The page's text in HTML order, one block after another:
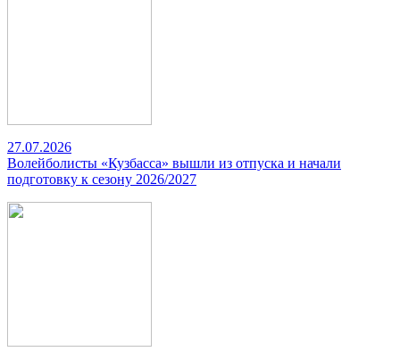
27.07.2026
Волейболисты «Кузбасса» вышли из отпуска и начали
подготовку к сезону 2026/2027